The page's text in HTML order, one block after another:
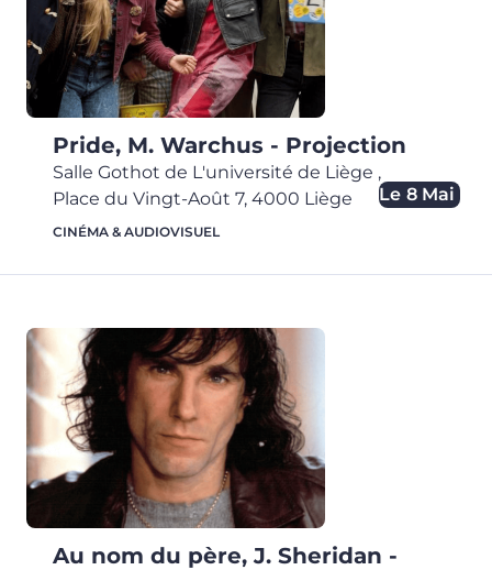
Pride, M. Warchus - Projection
Le 8 Mai
Salle Gothot de L'université de Liège ,
Place du Vingt-Août 7, 4000 Liège
CINÉMA & AUDIOVISUEL
Au nom du père, J. Sheridan -